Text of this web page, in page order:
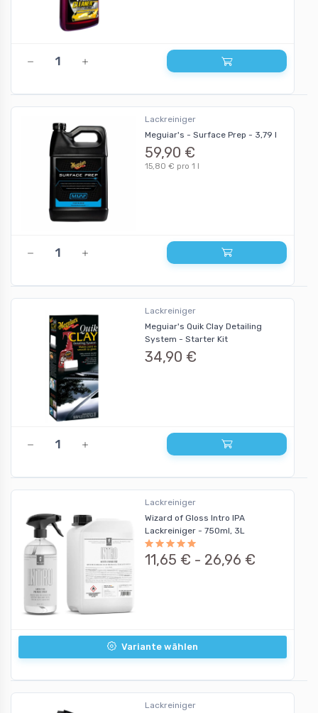
Lackreiniger
Meguiar's - Surface Prep - 3,79 l
59,90 €
15,80 € pro 1 l
Lackreiniger
Meguiar's Quik Clay Detailing
System - Starter Kit
34,90 €
Lackreiniger
Wizard of Gloss Intro IPA
Lackreiniger - 750ml, 3L
11,65 € - 26,96 €
Variante wählen
Lackreiniger